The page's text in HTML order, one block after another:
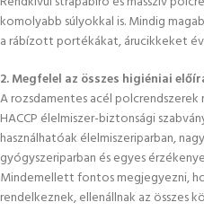
komolyabb súlyokkal is. Mindig
a rábízott portékákat, árucikkeket
2. Megfelel az összes higiéniai
A rozsdamentes acél
HACCP élelmiszer-biztonsági
használhatóak élelmiszeriparban,
gyógyszeriparban és egyes
Mindemellett fontos megjegyezni,
rendelkeznek, ellenállnak az összes